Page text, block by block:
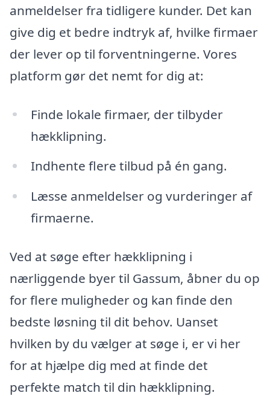
anmeldelser fra tidligere kunder. Det kan
give dig et bedre indtryk af, hvilke firmaer
der lever op til forventningerne. Vores
platform gør det nemt for dig at:
Finde lokale firmaer, der tilbyder
hækklipning.
Indhente flere tilbud på én gang.
Læsse anmeldelser og vurderinger af
firmaerne.
Ved at søge efter hækklipning i
nærliggende byer til Gassum, åbner du op
for flere muligheder og kan finde den
bedste løsning til dit behov. Uanset
hvilken by du vælger at søge i, er vi her
for at hjælpe dig med at finde det
perfekte match til din hækklipning.